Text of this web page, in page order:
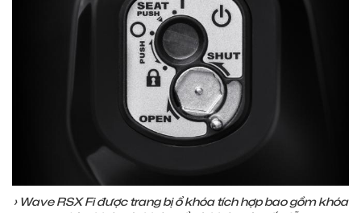
› Wave RSX Fi được trang bị ổ khóa tích hợp bao gồm khóa